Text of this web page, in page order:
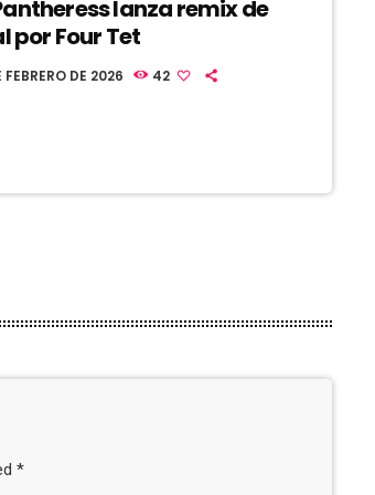
lanza remix de
por Four Tet
FEBRERO DE 2026 42
*